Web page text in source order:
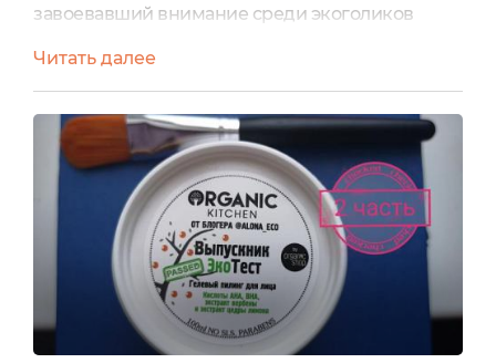
завоевавший внимание среди экоголиков
экотест" от Organic Shop.Отмечу, ранее я
пользовалась кислотными пилингами, но не из
эко сегмента. Кроме того, делала пилинги на
фруктовых кислотах у косметолога. Поэтому от
"Выпускника экотеста" ожидала эффекта
примерно такого же. Чего я от...
Читать далее